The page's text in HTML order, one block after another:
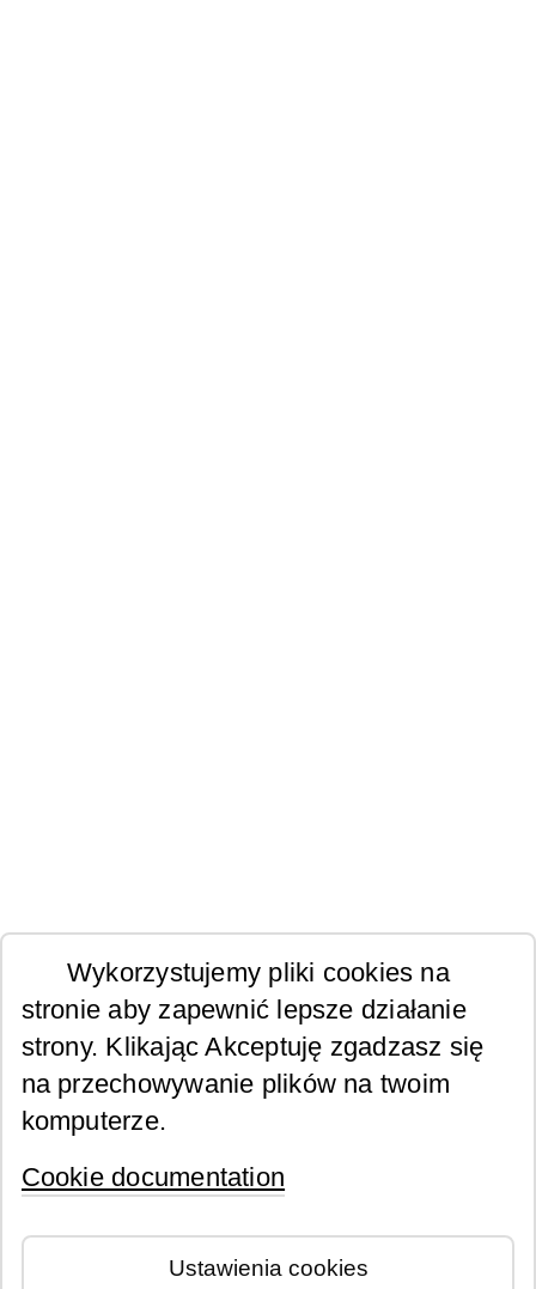
Wykorzystujemy pliki cookies na
stronie aby zapewnić lepsze działanie
strony. Klikając Akceptuję zgadzasz się
na przechowywanie plików na twoim
komputerze.
Cookie documentation
Ustawienia cookies